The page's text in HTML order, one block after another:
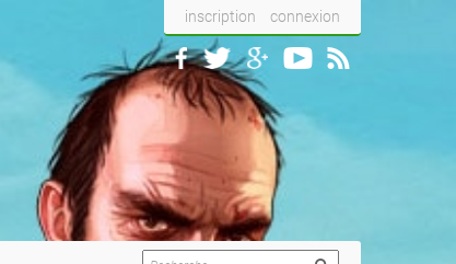
inscription connexion